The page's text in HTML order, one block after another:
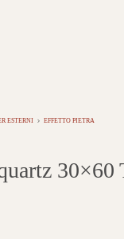
ESTERNI EFFETTO PIETRA
30×60